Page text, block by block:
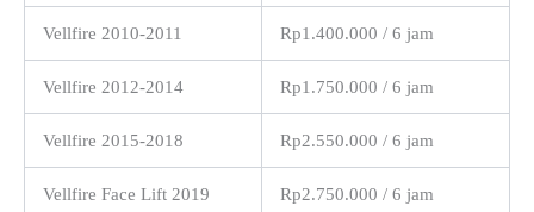
Vellfire 2010-2011 Rp1.400.000 / 6 jam
Vellfire 2012-2014 Rp1.750.000 / 6 jam
Vellfire 2015-2018 Rp2.550.000 / 6 jam
Vellfire Face Lift 2019 Rp2.750.000 / 6 jam